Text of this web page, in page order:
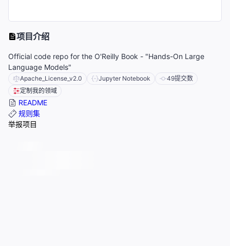
项目介绍
Official code repo for the O'Reilly Book - "Hands-On Large
Language Models"
Apache_License_v2.0 Jupyter Notebook 49提交数
定制我的领域
README
规则集
举报项目